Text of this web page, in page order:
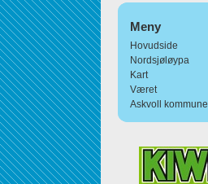
Meny
Hovudside
Nordsjøløypa
Kart
Været
Askvoll kommune